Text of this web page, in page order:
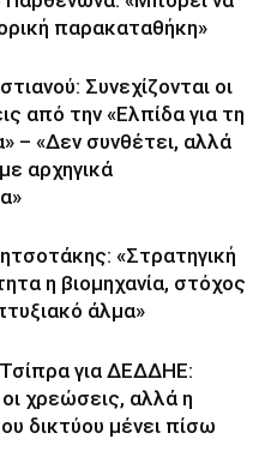
παρακαταθήκη»
Συνεχίζονται οι
από την «Ελπίδα για τη
– «Δεν συνθέτει, αλλά
αρχηγικά
«Στρατηγική
η βιομηχανία, στόχος
άλμα»
Τσίπρα για ΔΕΔΔΗΕ:
χρεώσεις, αλλά η
δικτύου μένει πίσω